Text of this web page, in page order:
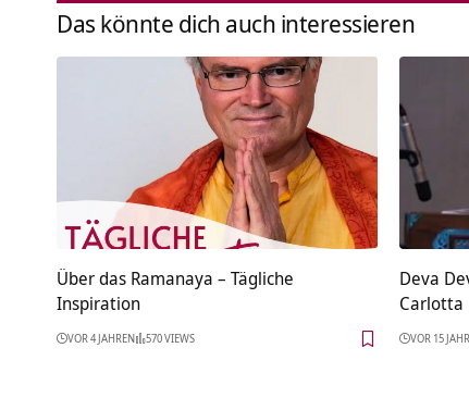
Das könnte dich auch interessieren
Über das Ramanaya – Tägliche
Inspiration
VOR 4 JAHREN 570 VIEWS
Deva
Carlotta
VOR 15